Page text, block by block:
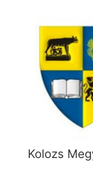
Kolozs